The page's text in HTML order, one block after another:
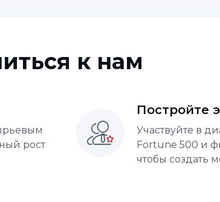
к нам
рост
Постройте
Участвуйте в
Fortune 500 и
чтобы создать